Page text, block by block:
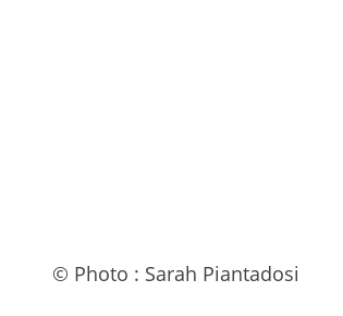
© Photo : Sarah Piantadosi